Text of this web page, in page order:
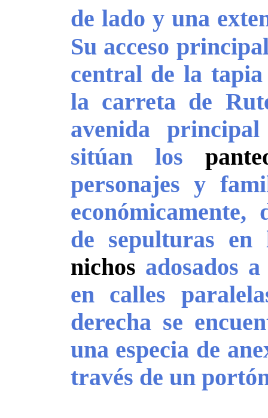
de lado y una
Su acceso
central de la
la carreta de
avenida
sitúan los
personajes y
económicamente,
de sepulturas
nichos adosados
en calles
derecha se
una especia de
través de un